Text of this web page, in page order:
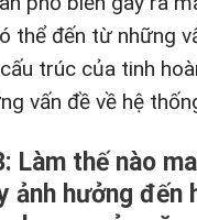
thể đến từ những
trúc của tinh
vấn đề về hệ
Làm thế nào
hưởng đến